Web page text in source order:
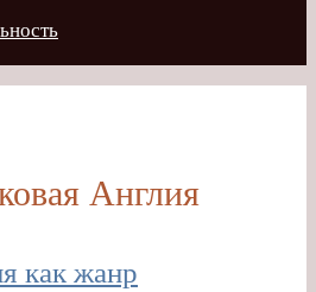
Англия
как жанр